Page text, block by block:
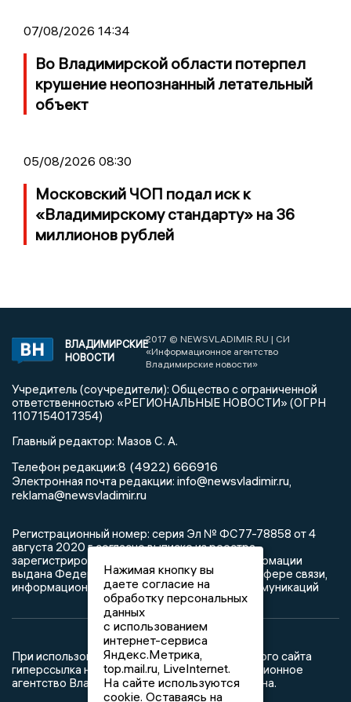
07/08/2026 14:34
Во Владимирской области потерпел
крушение неопознанный летательный
объект
05/08/2026 08:30
Московский ЧОП подал иск к
«Владимирскому стандарту» на 36
миллионов рублей
ВЛАДИМИРСКИЕ
НОВОСТИ
2017 © NEWSVLADIMIR.RU | СИ
«Информационное агентство
Владимирские новости»
Учредитель (соучредители): Общество с ограниченной
ответственностью «РЕГИОНАЛЬНЫЕ НОВОСТИ» (ОГРН
1107154017354)
Главный редактор: Мазов С. А.
Телефон редакции:8 (4922) 666916
Электронная почта редакции: info@newsvladimir.ru,
reklama@newsvladimir.ru
Регистрационный номер: серия Эл № ФС77-78858 от 4
августа 2020 г. согласно выписке из реестра
зарегистрированных средств массовой информации
выдана Федеральной службой по надзору в сфере связи,
информационных технологий и массовых коммуникаций
При использовании любого материала с данного сайта
гиперссылка на Сетевое издание «Информационное
агентство Владимирские новости» обязательна.
Нажимая кнопку вы
даете согласие на
обработку персональных
данных
с использованием
интернет-сервиса
Яндекс.Метрика,
top.mail.ru, LiveInternet.
На сайте используются
cookie. Оставаясь на